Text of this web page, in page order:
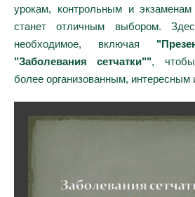
урокам, контрольным и
станет отличным выбором.
необходимое, включая
"Заболевания сетчатки"",
более организованным, интересным